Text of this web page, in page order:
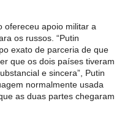
ofereceu apoio militar a
os russos. “Putin
exato de parceria de que
que os dois países tiveram
e sincera”, Putin
normalmente usada
as duas partes chegaram